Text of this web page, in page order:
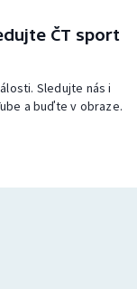
ČT sport
Sledujte nás i
a buďte v obraze.